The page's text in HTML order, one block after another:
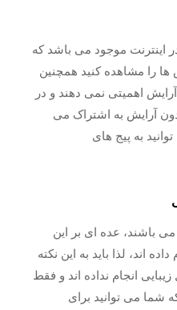
اینترنت موجود می باشد که
را مشاهده کنید همچنین
آرایش اهمیتی نمی دهند و در
آرایش به اشتراک می‌
به پیج های
می باشند، عده ای بر این
اند، لذا باید به این نکته
انجام نداده اند و فقط
شما می توانید برای